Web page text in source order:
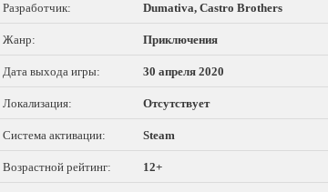
Разработчик: Dumativa, Castro Brothers
Жанр: Приключения
Дата выхода игры: 30 апреля 2020
Локализация: Отсутствует
Система активации: Steam
Возрастной рейтинг: 12+